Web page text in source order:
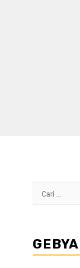
Cari